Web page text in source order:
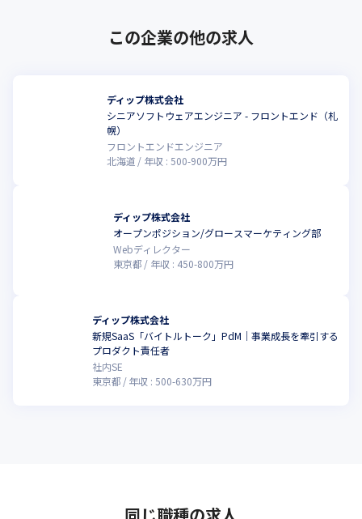
この企業の他の求人
ディップ株式会社
シニアソフトウェアエンジニア - フロントエンド（札
幌）
フロントエンドエンジニア
北海道
年収 : 500-900万円
ディップ株式会社
オープンポジション/グロースマーケティング部
Webディレクター
東京都
年収 : 450-800万円
ディップ株式会社
新規SaaS「バイトルトーク」PdM｜事業成長を牽引する
プロダクト責任者
社内SE
東京都
年収 :500-630万円